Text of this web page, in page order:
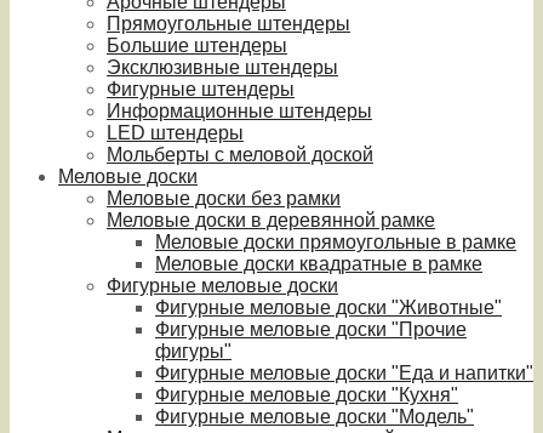
Прямоугольные штендеры
Большие штендеры
Эксклюзивные штендеры
Фигурные штендеры
Информационные штендеры
LED штендеры
Мольберты с меловой доской
Меловые доски
Меловые доски без рамки
Меловые доски в деревянной рамке
Меловые доски прямоугольные в рамке
Меловые доски квадратные в рамке
Фигурные меловые доски
Фигурные меловые доски "Животные"
Фигурные меловые доски "Прочие
фигуры"
Фигурные меловые доски "Еда и напитки"
Фигурные меловые доски "Кухня"
Фигурные меловые доски "Модель"